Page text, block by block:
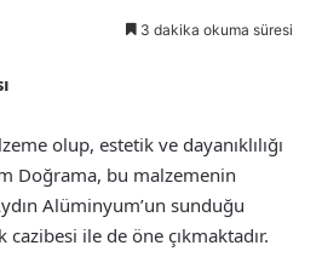
3 dakika okuma süresi
olup, estetik ve dayanıklılığı
Doğrama, bu malzemenin
Alüminyum’un sunduğu
ile de öne çıkmaktadır.